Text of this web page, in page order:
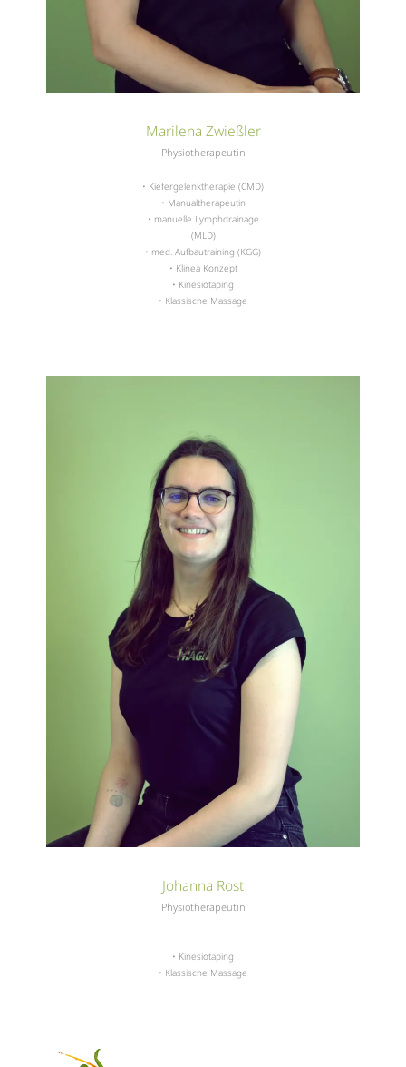
Marilena Zwießler
Physiotherapeutin
• Kiefergelenktherapie (CMD)
• Manualtherapeutin
• manuelle Lymphdrainage
(MLD)
• med. Aufbautraining (KGG)
• Klinea Konzept
• Kinesiotaping
• Klassische Massage
Johanna Rost
Physiotherapeutin
• Kinesiotaping
• Klassische Massage